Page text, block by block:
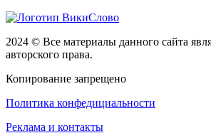
2024 © Все материалы данного сайта
авторского права.
Копирование запрещено
Политика конфедициальности
Реклама и контакты